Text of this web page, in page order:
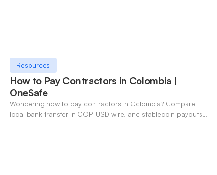
Resources
How to Pay Contractors in Colombia |
OneSafe
Wondering how to pay contractors in Colombia? Compare
local bank transfer in COP, USD wire, and stablecoin payouts.